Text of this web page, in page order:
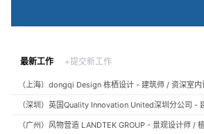
最新工作 +提交新工作